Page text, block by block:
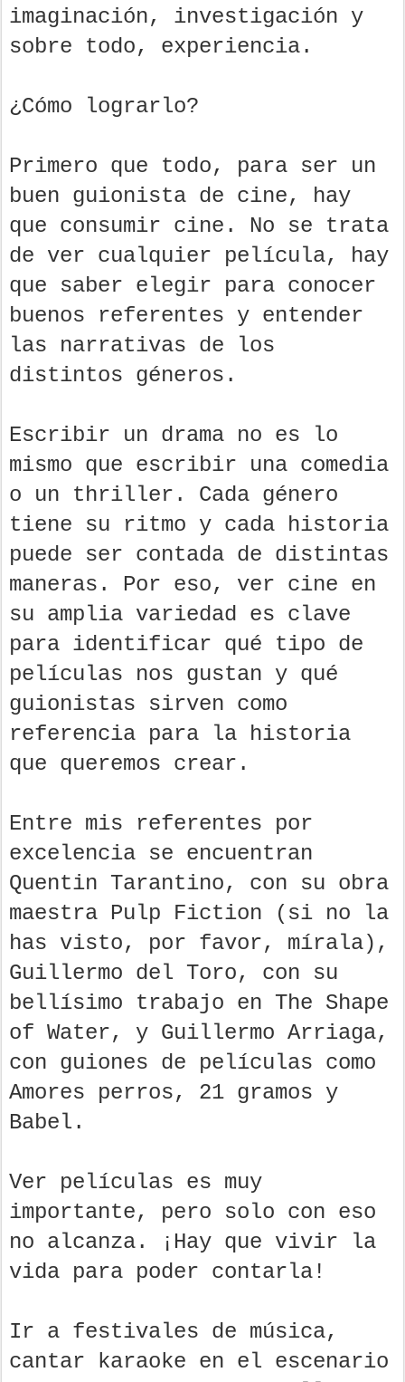
imaginación, investigación y
sobre todo, experiencia.
¿Cómo lograrlo?
Primero que todo, para ser un
buen guionista de cine, hay
que consumir cine. No se trata
de ver cualquier película, hay
que saber elegir para conocer
buenos referentes y entender
las narrativas de los
distintos géneros.
Escribir un drama no es lo
mismo que escribir una comedia
o un thriller. Cada género
tiene su ritmo y cada historia
puede ser contada de distintas
maneras. Por eso, ver cine en
su amplia variedad es clave
para identificar qué tipo de
películas nos gustan y qué
guionistas sirven como
referencia para la historia
que queremos crear.
Entre mis referentes por
excelencia se encuentran
Quentin Tarantino, con su obra
maestra Pulp Fiction (si no la
has visto, por favor, mírala),
Guillermo del Toro, con su
bellísimo trabajo en The Shape
of Water, y Guillermo Arriaga,
con guiones de películas como
Amores perros, 21 gramos y
Babel.
Ver películas es muy
importante, pero solo con eso
no alcanza. ¡Hay que vivir la
vida para poder contarla!
Ir a festivales de música,
cantar karaoke en el escenario